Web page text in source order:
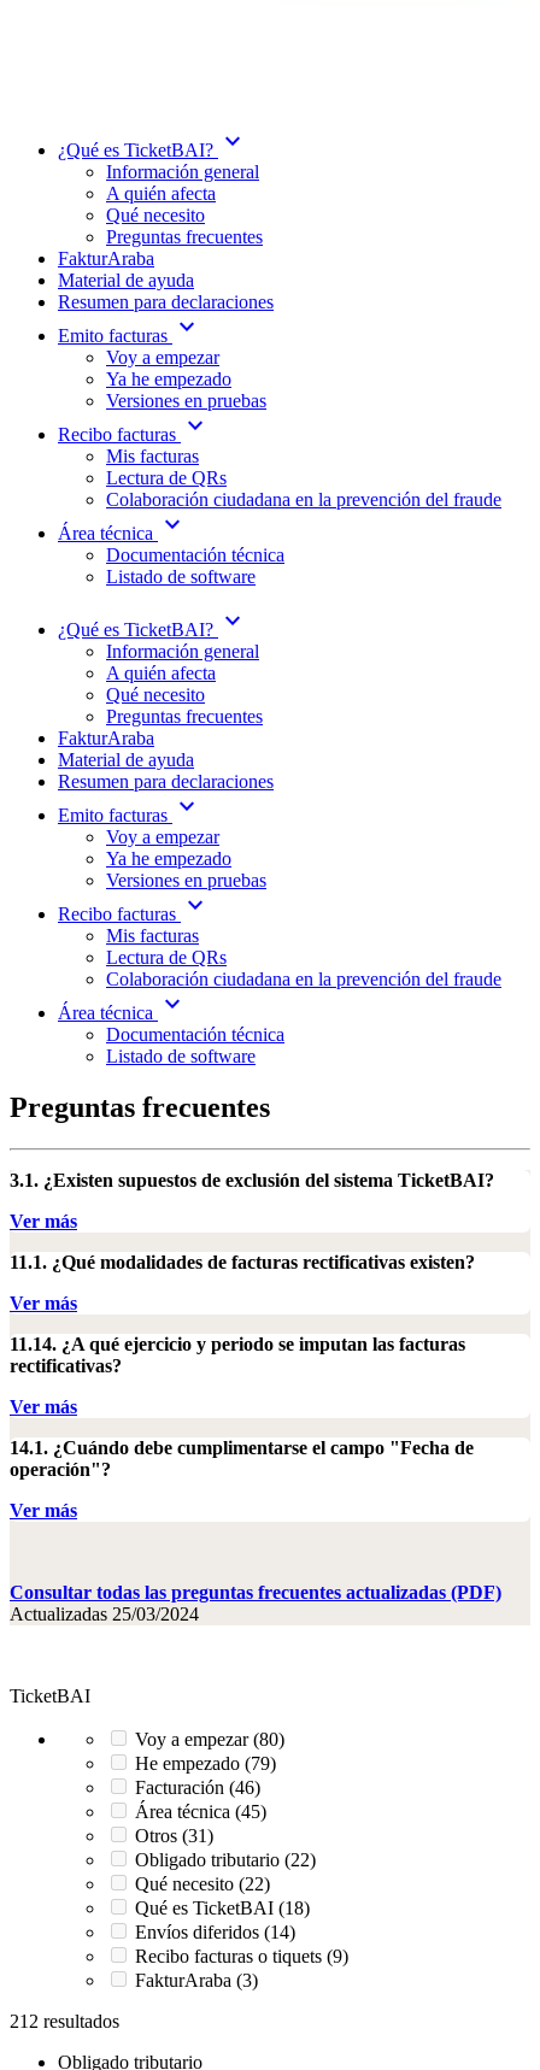
¿Qué es TicketBAI? expand_more
Información general
A quién afecta
Qué necesito
Preguntas frecuentes
FakturAraba
Material de ayuda
Resumen para declaraciones
Emito facturas expand_more
Voy a empezar
Ya he empezado
Versiones en pruebas
Recibo facturas expand_more
Mis facturas
Lectura de QRs
Colaboración ciudadana en la prevención del fraude
Área técnica
expand_more
Documentación técnica
Listado de software
¿Qué es TicketBAI? expand_more
Información general
A quién afecta
Qué necesito
Preguntas frecuentes
FakturAraba
Material de ayuda
Resumen para declaraciones
Emito facturas expand_more
Voy a empezar
Ya he empezado
Versiones en pruebas
Recibo facturas expand_more
Mis facturas
Lectura de QRs
Colaboración ciudadana en la prevención del fraude
Área técnica
expand_more
Documentación técnica
Listado de software
Preguntas frecuentes
3.1. ¿Existen supuestos de exclusión del sistema TicketBAI?
Ver más
11.1. ¿Qué modalidades de facturas rectificativas existen?
Ver más
11.14. ¿A qué ejercicio y periodo se imputan las facturas
rectificativas?
Ver más
14.1. ¿Cuándo debe cumplimentarse el campo "Fecha de
operación"?
Ver más
Consultar todas las preguntas frecuentes actualizadas (PDF)
Actualizadas 25/03/2024
TicketBAI
Voy a empezar (80)
He empezado (79)
Facturación (46)
Área técnica (45)
Otros (31)
Obligado tributario (22)
Qué necesito (22)
Qué es TicketBAI (18)
Envíos diferidos (14)
Recibo facturas o tiquets (9)
FakturAraba (3)
212 resultados
Obligado tributario